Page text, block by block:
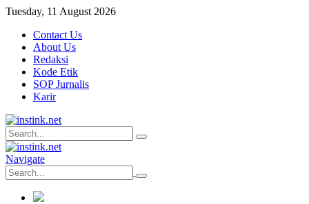
Tuesday, 11 August 2026
Contact Us
About Us
Redaksi
Kode Etik
SOP Jurnalis
Karir
Navigate